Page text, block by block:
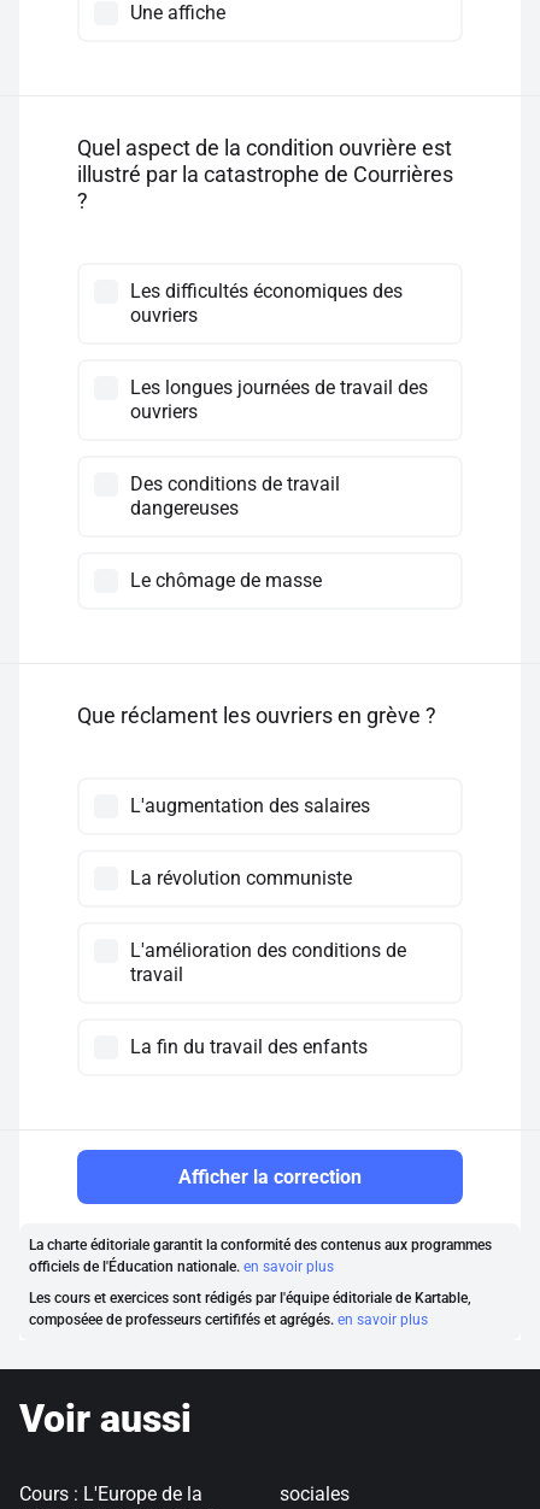
Une affiche
Quel aspect de la condition ouvrière est
illustré par la catastrophe de Courrières
?
Les difficultés économiques des
ouvriers
Les longues journées de travail des
ouvriers
Des conditions de travail
dangereuses
Le chômage de masse
Que réclament les ouvriers en grève ?
L'augmentation des salaires
La révolution communiste
L'amélioration des conditions de
travail
La fin du travail des enfants
Afficher la correction
La charte éditoriale garantit la conformité des contenus aux programmes
officiels de l'Éducation nationale. en savoir plus
Les cours et exercices sont rédigés par l'équipe éditoriale de Kartable,
composéee de professeurs certififés et agrégés. en savoir plus
Voir aussi
Cours : L'Europe de la
sociales